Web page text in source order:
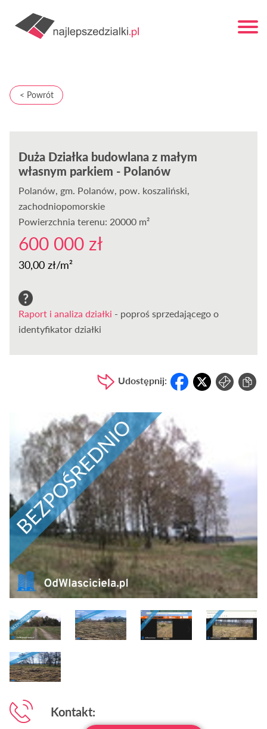
< Powrót
Duża Działka budowlana z małym
własnym parkiem - Polanów
Polanów, gm. Polanów, pow. koszaliński,
zachodniopomorskie
Powierzchnia terenu: 20000 m²
600 000 zł
30,00 zł/m²
Raport i analiza działki - poproś sprzedającego o
identyfikator działki
Udostępnij:
Kontakt: